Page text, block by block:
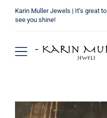
naar
Karin Muller Jewels | It’s great to
see you shine!
Toggle
Wie ben ik